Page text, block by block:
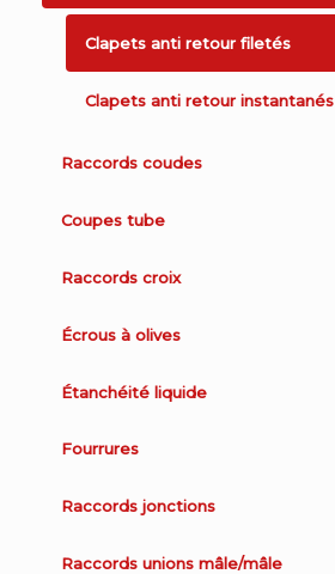
Clapets anti retour filetés
Clapets anti retour instantanés
Raccords coudes
Coupes tube
Raccords croix
Écrous à olives
Étanchéité liquide
Fourrures
Raccords jonctions
Raccords unions mâle/mâle